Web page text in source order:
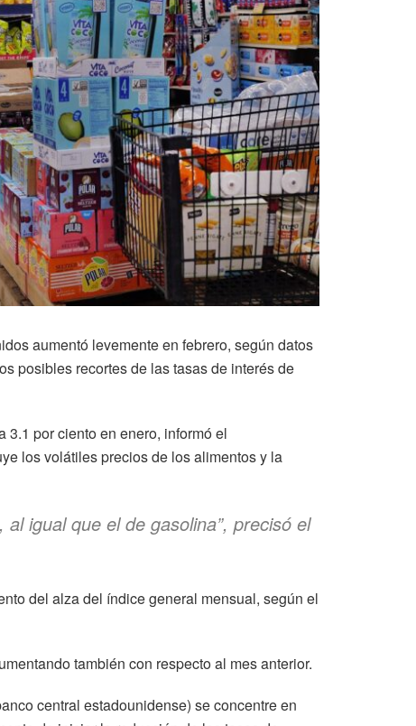
aumentó levemente en febrero, según datos
posibles recortes de las tasas de interés de
3.1 por ciento en enero, informó el
los volátiles precios de los alimentos y la
igual que el de gasolina”, precisó el
del alza del índice general mensual, según el
también con respecto al mes anterior.
central estadounidense) se concentre en